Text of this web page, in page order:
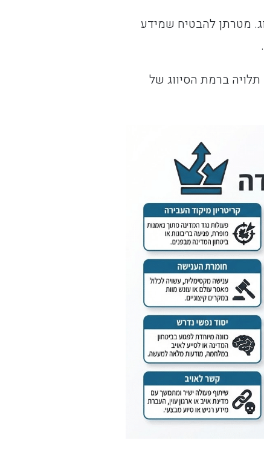
מטרתן להבטיח שמידע
ברמת הסיווג של